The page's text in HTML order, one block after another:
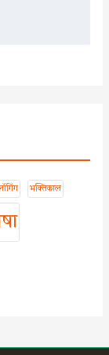
भक्तिकाल